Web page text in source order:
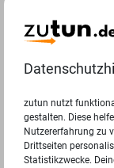
Jobangebote
zutun nutzt
gestalten. Diese
Nutzererfahrung zu
Drittseiten
Statistikzwecke.